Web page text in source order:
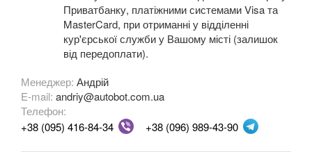
PEUGEOT keyboard_arrow_down
PORSCHE keyboard_arrow_down
Captur (J5)
Clio III (BR, CR, KR)
Приватбанку, платіжними системами Visa та
MasterCard, при отриманні у відділенні
кур'єрської служби у Вашому місті (залишок
від передоплати).
Менеджер: Андрій
E-mail: andriy@autobot.com.ua
Телефон:
+38 (095) 416-84-34
+38 (096) 989-43-90